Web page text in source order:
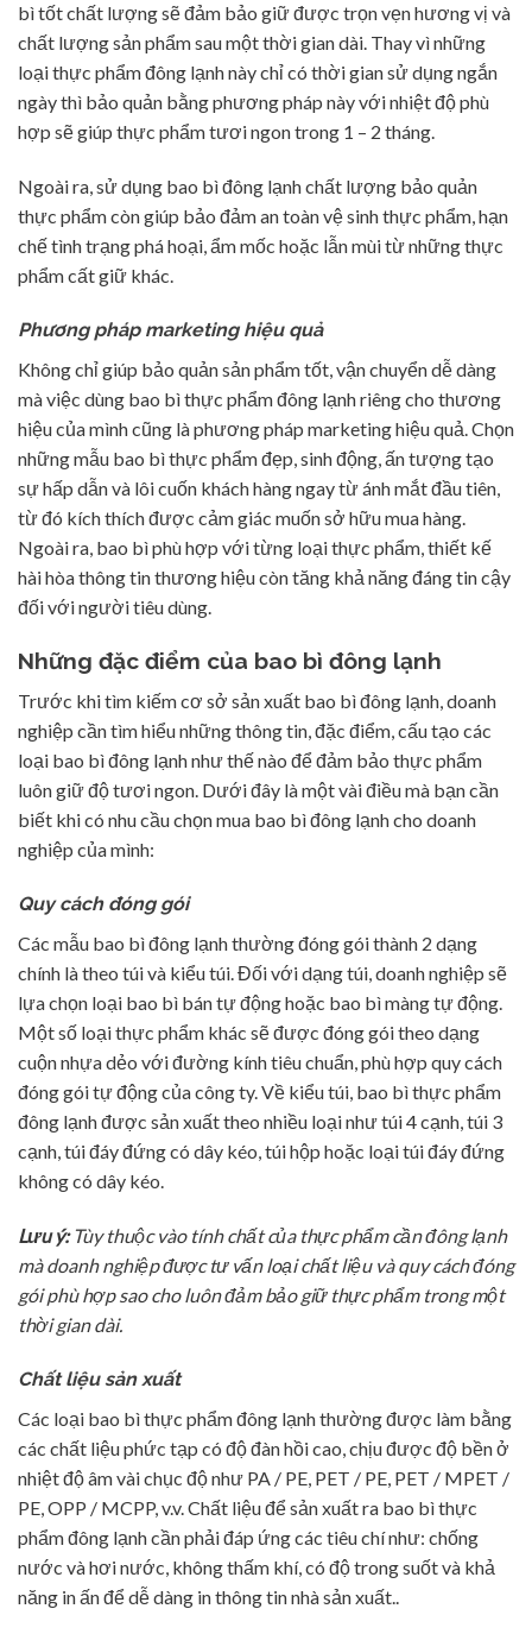
bì tốt chất lượng sẽ đảm bảo giữ được trọn vẹn hương vị và
chất lượng sản phẩm sau một thời gian dài. Thay vì những
loại thực phẩm đông lạnh này chỉ có thời gian sử dụng ngắn
ngày thì bảo quản bằng phương pháp này với nhiệt độ phù
hợp sẽ giúp thực phẩm tươi ngon trong 1 – 2 tháng.
Ngoài ra, sử dụng bao bì đông lạnh chất lượng bảo quản
thực phẩm còn giúp bảo đảm an toàn vệ sinh thực phẩm, hạn
chế tình trạng phá hoại, ẩm mốc hoặc lẫn mùi từ những thực
phẩm cất giữ khác.
Phương pháp marketing hiệu quả
Không chỉ giúp bảo quản sản phẩm tốt, vận chuyển dễ dàng
mà việc dùng bao bì thực phẩm đông lạnh riêng cho thương
hiệu của mình cũng là phương pháp marketing hiệu quả. Chọn
những mẫu bao bì thực phẩm đẹp, sinh động, ấn tượng tạo
sự hấp dẫn và lôi cuốn khách hàng ngay từ ánh mắt đầu tiên,
từ đó kích thích được cảm giác muốn sở hữu mua hàng.
Ngoài ra, bao bì phù hợp với từng loại thực phẩm, thiết kế
hài hòa thông tin thương hiệu còn tăng khả năng đáng tin cậy
đối với người tiêu dùng.
Những đặc điểm của bao bì đông lạnh
Trước khi tìm kiếm cơ sở sản xuất bao bì đông lạnh, doanh
nghiệp cần tìm hiểu những thông tin, đặc điểm, cấu tạo các
loại bao bì đông lạnh như thế nào để đảm bảo thực phẩm
luôn giữ độ tươi ngon. Dưới đây là một vài điều mà bạn cần
biết khi có nhu cầu chọn mua bao bì đông lạnh cho doanh
nghiệp của mình:
Quy cách đóng gói
Các mẫu bao bì đông lạnh thường đóng gói thành 2 dạng
chính là theo túi và kiểu túi. Đối với dạng túi, doanh nghiệp sẽ
lựa chọn loại bao bì bán tự động hoặc bao bì màng tự động.
Một số loại thực phẩm khác sẽ được đóng gói theo dạng
cuộn nhựa dẻo với đường kính tiêu chuẩn, phù hợp quy cách
đóng gói tự động của công ty. Về kiểu túi, bao bì thực phẩm
đông lạnh được sản xuất theo nhiều loại như túi 4 cạnh, túi 3
cạnh, túi đáy đứng có dây kéo, túi hộp hoặc loại túi đáy đứng
không có dây kéo.
Lưu ý: Tùy thuộc vào tính chất của thực phẩm cần đông lạnh
mà doanh nghiệp được tư vấn loại chất liệu và quy cách đóng
gói phù hợp sao cho luôn đảm bảo giữ thực phẩm trong một
thời gian dài.
Chất liệu sản xuất
Các loại bao bì thực phẩm đông lạnh thường được làm bằng
các chất liệu phức tạp có độ đàn hồi cao, chịu được độ bền ở
nhiệt độ âm vài chục độ như PA / PE, PET / PE, PET / MPET /
PE, OPP / MCPP, v.v. Chất liệu để sản xuất ra bao bì thực
phẩm đông lạnh cần phải đáp ứng các tiêu chí như: chống
nước và hơi nước, không thấm khí, có độ trong suốt và khả
năng in ấn để dễ dàng in thông tin nhà sản xuất..